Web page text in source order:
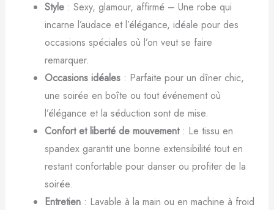
Style: Sexy, glamour, affirmé – Une robe qui
incarne l’audace et l’élégance, idéale pour des
occasions spéciales où l’on veut se faire
remarquer.
Occasions idéales: Parfaite pour un dîner chic,
une soirée en boîte ou tout événement où
l’élégance et la séduction sont de mise.
Confort et liberté de mouvement: Le tissu en
spandex garantit une bonne extensibilité tout en
restant confortable pour danser ou profiter de la
soirée.
Entretien: Lavable à la main ou en machine à froid